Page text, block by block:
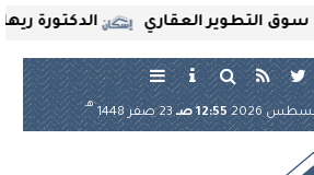
الدكتورة ريهام العقاري
12:55 صـ 23 صفر 1448
هـ